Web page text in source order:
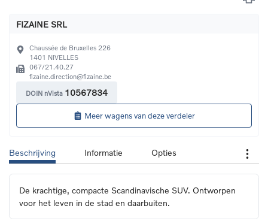
FIZAINE SRL
Chaussée de Bruxelles 226
1401 NIVELLES
067/21.40.27
fizaine.direction@fizaine.be
DOIN nVista 10567834
Meer wagens van deze verdeler
Beschrijving Informatie Opties
De krachtige, compacte Scandinavische SUV. Ontworpen
voor het leven in de stad en daarbuiten.